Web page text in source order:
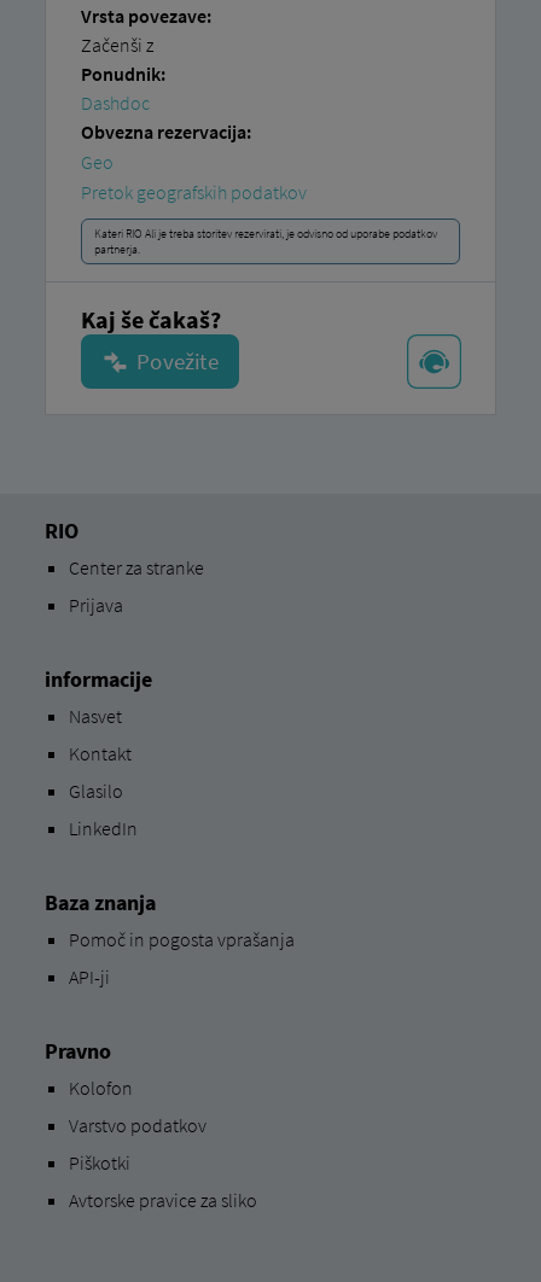
Vrsta povezave:
Začenši z
Ponudnik:
Dashdoc
Obvezna rezervacija:
Geo
Pretok geografskih podatkov
Kateri RIO Ali je treba storitev rezervirati, je odvisno od uporabe podatkov
partnerja.
Kaj še čakaš?
RIO
Center za stranke
Prijava
informacije
Nasvet
Kontakt
Glasilo
LinkedIn
Baza znanja
Pomoč in pogosta vprašanja
API-ji
Pravno
Kolofon
Varstvo podatkov
Piškotki
Avtorske pravice za sliko